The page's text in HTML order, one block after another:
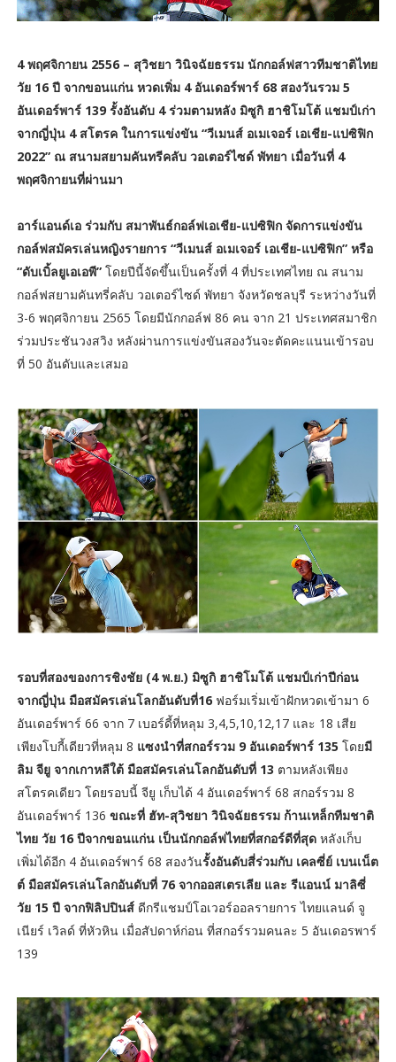
4 พฤศจิกายน 2556 – สุวิชยา วินิจฉัยธรรม นักกอล์ฟสาวทีมชาติไทย
วัย 16 ปี จากขอนแก่น หวดเพิ่ม 4 อันเดอร์พาร์ 68 สองวันรวม 5
อันเดอร์พาร์ 139 รั้งอันดับ 4 ร่วมตามหลัง มิซูกิ ฮาชิโมโต้ แชมป์เก่า
จากญี่ปุ่น 4 สโตรค ในการแข่งขัน “วีเมนส์ อเมเจอร์ เอเชีย-แปซิฟิก
2022” ณ สนามสยามคันทรีคลับ วอเตอร์ไซด์ พัทยา เมื่อวันที่ 4
พฤศจิกายนที่ผ่านมา
อาร์แอนด์เอ ร่วมกับ สมาพันธ์กอล์ฟเอเชีย-แปซิฟิก จัดการแข่งขัน
กอล์ฟสมัครเล่นหญิงรายการ “วีเมนส์ อเมเจอร์ เอเชีย-แปซิฟิก” หรือ
“ดับเบิ้ลยูเอเอพี” โดยปีนี้จัดขึ้นเป็นครั้งที่ 4 ที่ประเทศไทย ณ สนาม
กอล์ฟสยามคันทรี่คลับ วอเตอร์ไซด์ พัทยา จังหวัดชลบุรี ระหว่างวันที่
3-6 พฤศจิกายน 2565 โดยมีนักกอล์ฟ 86 คน จาก 21 ประเทศสมาชิก
ร่วมประชันวงสวิง หลังผ่านการแข่งขันสองวันจะตัดคะแนนเข้ารอบ
ที่ 50 อันดับและเสมอ
รอบที่สองของการชิงชัย (4 พ.ย.) มิซูกิ ฮาชิโมโต้ แชมป์เก่าปีก่อน
จากญี่ปุ่น มือสมัครเล่นโลกอันดับที่16ฟอร์มเริ่มเข้าฝักหวดเข้ามา 6
อันเดอร์พาร์ 66 จาก 7 เบอร์ดี้ที่หลุม 3,4,5,10,12,17 และ 18 เสีย
เพียงโบกี้เดียวที่หลุม 8 แซงนำที่สกอร์รวม 9 อันเดอร์พาร์ 135 โดยมี
ลิม จียู จากเกาหลีใต้ มือสมัครเล่นโลกอันดับที่ 13 ตามหลังเพียง
สโตรคเดียว โดยรอบนี้ จียู เก็บได้ 4 อันเดอร์พาร์ 68 สกอร์รวม 8
อันเดอร์พาร์ 136 ขณะที่ ฮัท-สุวิชยา วินิจฉัยธรรม ก้านเหล็กทีมชาติ
ไทย วัย 16 ปีจากขอนแก่น เป็นนักกอล์ฟไทยที่สกอร์ดีที่สุดหลังเก็บ
เพิ่มได้อีก 4 อันเดอร์พาร์ 68 สองวันรั้งอันดับสี่ร่วมกับ เคลซี่ย์ เบนเน็ต
ต์ มือสมัครเล่นโลกอันดับที่ 76 จากออสเตรเลีย และ รีแอนน์ มาลิซี่
วัย 15 ปี จากฟิลิปปินส์ดีกรีแชมป์โอเวอร์ออลรายการ ไทยแลนด์ จู
เนียร์ เวิลด์ ที่หัวหิน เมื่อสัปดาห์ก่อน ที่สกอร์รวมคนละ 5 อันเดอรพาร์
139